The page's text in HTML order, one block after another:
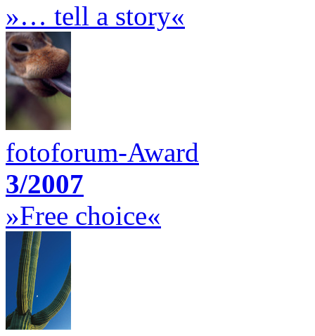
»… tell a story«
fotoforum-Award
3/2007
»Free choice«